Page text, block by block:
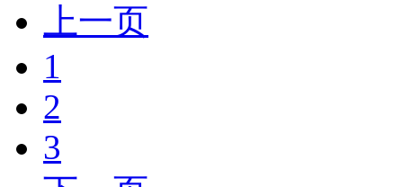
上一页
1
2
3